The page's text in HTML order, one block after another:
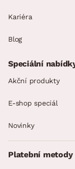
Kariéra
Blog
Speciální
Akční produkty
E-shop speciál
Novinky
Platební metody